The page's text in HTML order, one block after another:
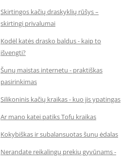
Skirtingos kačių draskyklių rūšys –
skirtingi privalumai
Kodėl katės drasko baldus - kaip to
išvengti?
Šunų maistas internetu - praktiškas
pasirinkimas
Silikoninis kačių kraikas - kuo jis ypatingas
Ar mano katei patiks Tofu kraikas
Kokybiškas ir subalansuotas šunų ėdalas
Nerandate reikalingų prekių gyvūnams -